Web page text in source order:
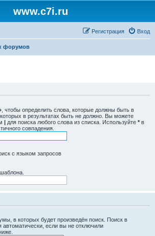
www.c7i.ru
Вход
Регистрация
форумов
, чтобы определить слова, которые должны быть в
в результатах быть не должно. Вы можете
| для поиска любого слова из списка. Используйте * в
совпадения.
с языком запросов
в которых будет произведён поиск. Поиск в
если вы не отключили